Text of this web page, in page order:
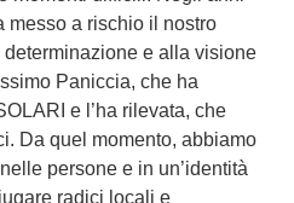
messo a rischio il nostro
e alla visione
Paniccia, che ha
e l’ha rilevata, che
Da quel momento, abbiamo
persone e in un’identità
radici locali e